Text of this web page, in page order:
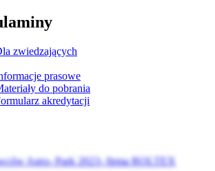
zwiedzających
prasowe
do pobrania
akredytacji
Agro- Park 2023- firma ROLTEX